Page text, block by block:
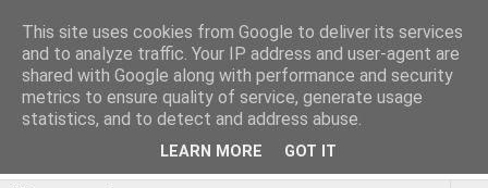
This site uses cookies from Google to deliver its services
and to analyze traffic. Your IP address and user-agent are
shared with Google along with performance and security
metrics to ensure quality of service, generate usage
statistics, and to detect and address abuse.
LEARN MORE GOT IT